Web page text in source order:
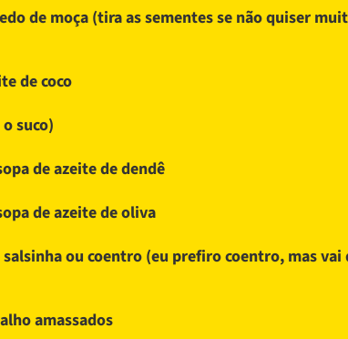
de moça (tira as sementes se não quiser
de coco
suco)
de azeite de dendê
de azeite de oliva
salsinha ou coentro (eu prefiro coentro, mas vai
amassados